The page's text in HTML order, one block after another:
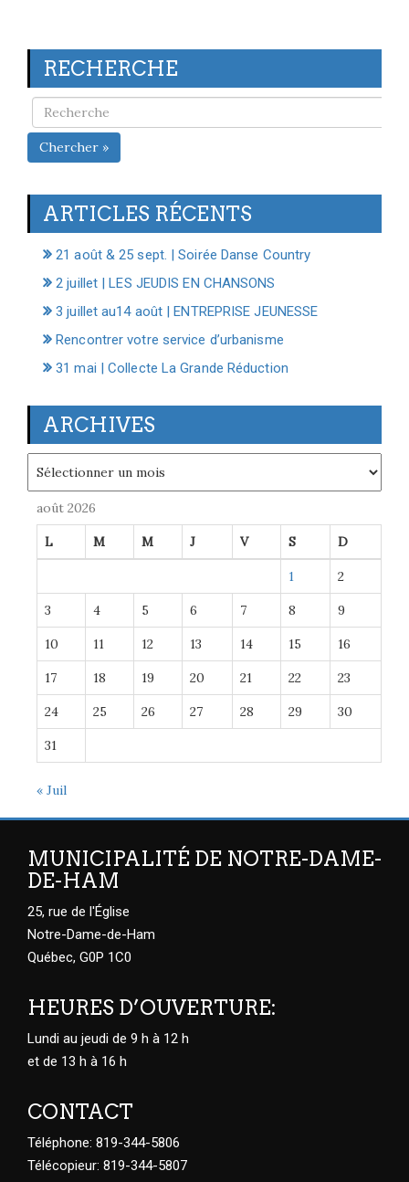
RECHERCHE
Chercher »
ARTICLES RÉCENTS
21 août & 25 sept. | Soirée Danse Country
2 juillet | LES JEUDIS EN CHANSONS
3 juillet au14 août | ENTREPRISE JEUNESSE
Rencontrer votre service d’urbanisme
31 mai | Collecte La Grande Réduction
ARCHIVES
août 2026
L M M J V S D
1 2
3 4 5 6 7 8 9
10 11 12 13 14 15 16
17 18 19 20 21 22 23
24 25 26 27 28 29 30
31
« Juil
MUNICIPALITÉ DE NOTRE-DAME-
DE-HAM
25, rue de l'Église
Notre-Dame-de-Ham
Québec, G0P 1C0
HEURES D’OUVERTURE:
Lundi au jeudi de 9 h à 12 h
et de 13 h à 16 h
CONTACT
Téléphone: 819-344-5806
Télécopieur: 819-344-5807